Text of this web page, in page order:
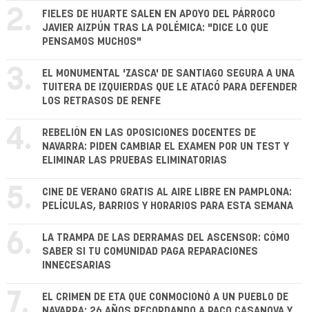
2.
FIELES DE HUARTE SALEN EN APOYO DEL PÁRROCO
JAVIER AIZPÚN TRAS LA POLÉMICA: "DICE LO QUE
PENSAMOS MUCHOS"
3.
EL MONUMENTAL 'ZASCA' DE SANTIAGO SEGURA A UNA
TUITERA DE IZQUIERDAS QUE LE ATACÓ PARA DEFENDER
LOS RETRASOS DE RENFE
4.
REBELIÓN EN LAS OPOSICIONES DOCENTES DE
NAVARRA: PIDEN CAMBIAR EL EXAMEN POR UN TEST Y
ELIMINAR LAS PRUEBAS ELIMINATORIAS
5.
CINE DE VERANO GRATIS AL AIRE LIBRE EN PAMPLONA:
PELÍCULAS, BARRIOS Y HORARIOS PARA ESTA SEMANA
6.
LA TRAMPA DE LAS DERRAMAS DEL ASCENSOR: CÓMO
SABER SI TU COMUNIDAD PAGA REPARACIONES
INNECESARIAS
7.
EL CRIMEN DE ETA QUE CONMOCIONÓ A UN PUEBLO DE